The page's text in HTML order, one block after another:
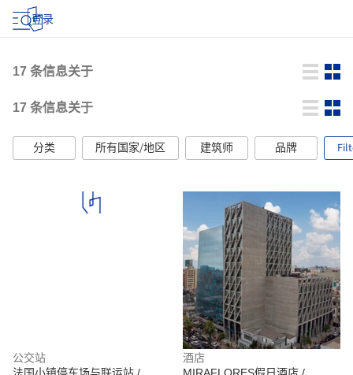
登录
17 条信息关于
17 条信息关于
分类 所有国家/地区 建筑师 品牌
公交站
酒店